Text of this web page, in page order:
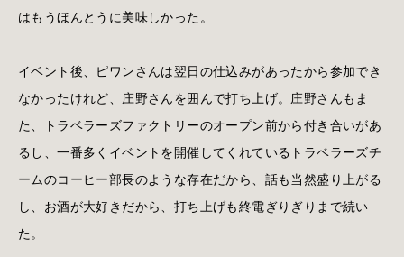
はもうほんとうに美味しかった。
イベント後、ピワンさんは翌日の仕込みがあったから参加でき
なかったけれど、庄野さんを囲んで打ち上げ。庄野さんもま
た、トラベラーズファクトリーのオープン前から付き合いがあ
るし、一番多くイベントを開催してくれているトラベラーズチ
ームのコーヒー部長のような存在だから、話も当然盛り上がる
し、お酒が大好きだから、打ち上げも終電ぎりぎりまで続い
た。